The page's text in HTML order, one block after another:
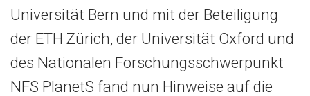
Universität Bern und mit der Beteiligung
der ETH Zürich, der Universität Oxford und
des Nationalen Forschungsschwerpunkt
NFS PlanetS fand nun Hinweise auf die